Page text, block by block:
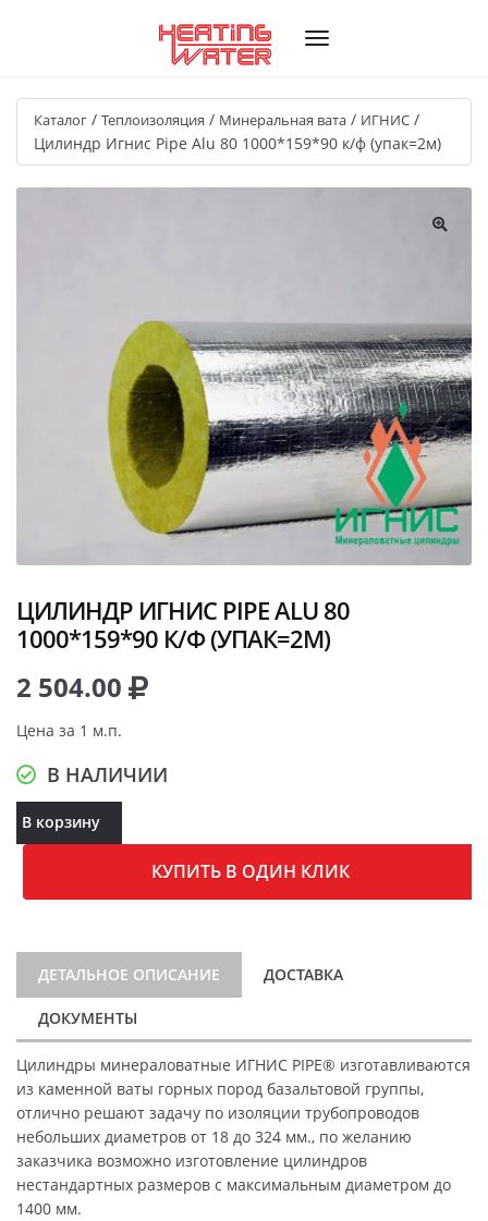
Каталог / Теплоизоляция / Минеральная вата / ИГНИС /
Цилиндр Игнис Pipe Alu 80 1000*159*90 к/ф (упак=2м)
ЦИЛИНДР ИГНИС PIPE ALU 80
1000*159*90 К/Ф (УПАК=2М)
2 504.00
Цена за 1 м.п.
В НАЛИЧИИ
В корзину
КУПИТЬ В ОДИН КЛИК
ДЕТАЛЬНОЕ ОПИСАНИЕ ДОСТАВКА
ДОКУМЕНТЫ
Цилиндры минераловатные ИГНИС PIPE® изготавливаются
из каменной ваты горных пород базальтовой группы,
отлично решают задачу по изоляции трубопроводов
небольших диаметров от 18 до 324 мм., по желанию
заказчика возможно изготовление цилиндров
нестандартных размеров с максимальным диаметром до
1400 мм.